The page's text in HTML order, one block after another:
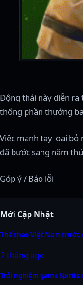
Động thái này diễn ra
thống phần thưởng
Việc mạnh tay loại
đã bước sang năm
Góp ý / Báo lỗi
Mới Cập Nhật
Thể thao Việt Nam trước
2 tháng ago
Trải nghiệm game